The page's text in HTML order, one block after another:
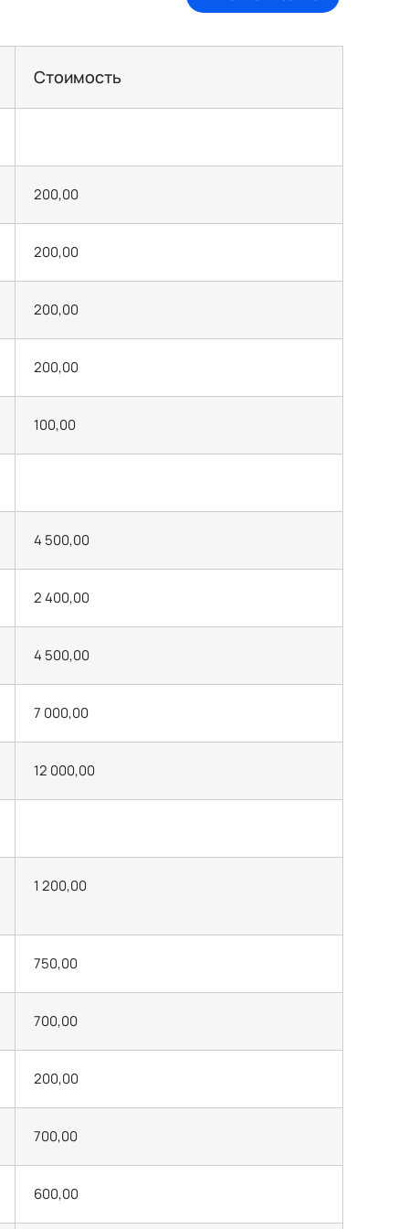
Стоимость
200,00
200,00
200,00
200,00
100,00
4 500,00
2 400,00
4 500,00
7 000,00
12 000,00
1 200,00
750,00
700,00
200,00
700,00
600,00